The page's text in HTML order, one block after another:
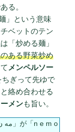
る。
ベットのテン
「炒める麺」
ある野菜炒め
メンペルソー
絡め合わせる
メンも旨い。